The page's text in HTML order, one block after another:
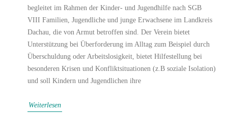
begleitet im Rahmen der Kinder- und Jugendhilfe nach SGB
VIII Familien, Jugendliche und junge Erwachsene im Landkreis
Dachau, die von Armut betroffen sind. Der Verein bietet
Unterstützung bei Überforderung im Alltag zum Beispiel durch
Überschuldung oder Arbeitslosigkeit, bietet Hilfestellung bei
besonderen Krisen und Konfliktsituationen (z.B soziale Isolation)
und soll Kindern und Jugendlichen ihre
Weiterlesen